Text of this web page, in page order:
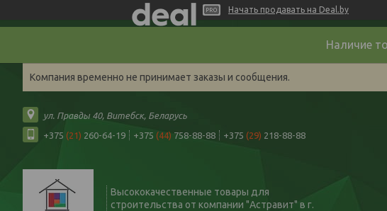
Начать продавать на Deal.by
Наличие
Компания временно не принимает заказы и сообщения.
ул. Правды 40, Витебск, Беларусь
+375 (21) 260-64-19 +375 (44) 758-88-88 +375 (29) 218-88-88
Высококачественные товары для
строительства от компании "Астравит" в г.